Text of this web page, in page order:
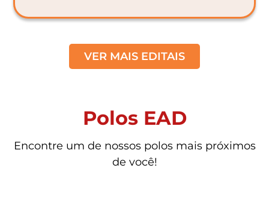
VER MAIS EDITAIS
Polos EAD
Encontre um de nossos polos mais próximos
de você!